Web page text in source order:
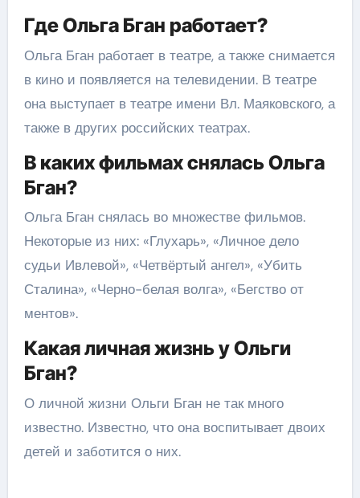
Где Ольга Бган работает?
Ольга Бган работает в театре, а также снимается
в кино и появляется на телевидении. В театре
она выступает в театре имени Вл. Маяковского, а
также в других российских театрах.
В каких фильмах снялась Ольга
Бган?
Ольга Бган снялась во множестве фильмов.
Некоторые из них: «Глухарь», «Личное дело
судьи Ивлевой», «Четвёртый ангел», «Убить
Сталина», «Черно-белая волга», «Бегство от
ментов».
Какая личная жизнь у Ольги
Бган?
О личной жизни Ольги Бган не так много
известно. Известно, что она воспитывает двоих
детей и заботится о них.